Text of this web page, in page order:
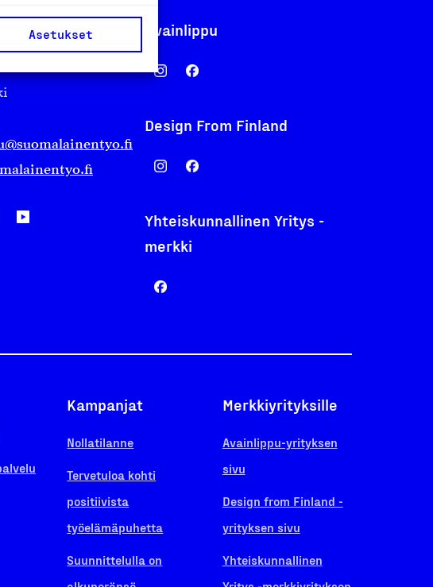
Asetukset
työ ry Avainlippu
Design From Finland
Yhteiskunnallinen Yritys -
merkki
Kampanjat
Nollatilanne
Tervetuloa kohti
positiivista
työelämäpuhetta
Suunnittelulla on
Merkkiyrityksille
Avainlippu-yrityksen
sivu
Design from Finland -
yrityksen sivu
Yhteiskunnallinen